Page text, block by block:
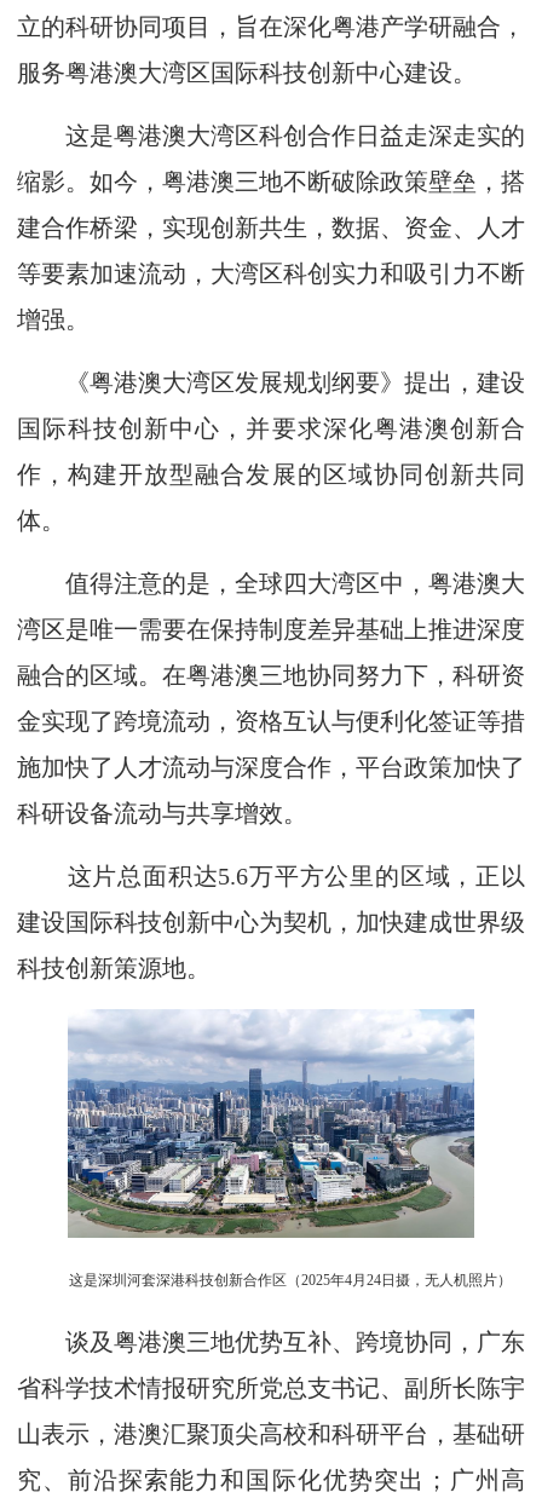
立的科研协同项目，旨在深化粤港产学研融合，
服务粤港澳大湾区国际科技创新中心建设。
这是粤港澳大湾区科创合作日益走深走实的
缩影。如今，粤港澳三地不断破除政策壁垒，搭
建合作桥梁，实现创新共生，数据、资金、人才
等要素加速流动，大湾区科创实力和吸引力不断
增强。
《粤港澳大湾区发展规划纲要》提出，建设
国际科技创新中心，并要求深化粤港澳创新合
作，构建开放型融合发展的区域协同创新共同
体。
值得注意的是，全球四大湾区中，粤港澳大
湾区是唯一需要在保持制度差异基础上推进深度
融合的区域。在粤港澳三地协同努力下，科研资
金实现了跨境流动，资格互认与便利化签证等措
施加快了人才流动与深度合作，平台政策加快了
科研设备流动与共享增效。
这片总面积达5.6万平方公里的区域，正以
建设国际科技创新中心为契机，加快建成世界级
科技创新策源地。
这是深圳河套深港科技创新合作区（2025年4月24日摄，无人机照片）
谈及粤港澳三地优势互补、跨境协同，广东
省科学技术情报研究所党总支书记、副所长陈宇
山表示，港澳汇聚顶尖高校和科研平台，基础研
究、前沿探索能力和国际化优势突出；广州高